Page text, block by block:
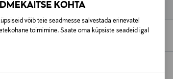
KOHTA
võib teie seadmesse salvestada erinevatel
toimimine. Saate oma küpsiste seadeid igal